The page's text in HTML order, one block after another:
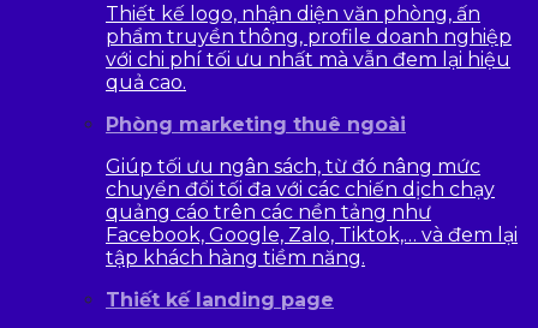
Thiết kế logo, nhận diện văn phòng, ấn
phẩm truyền thông, profile doanh nghiệp
với chi phí tối ưu nhất mà vẫn đem lại hiệu
quả cao.
Phòng marketing thuê ngoài
Giúp tối ưu ngân sách, từ đó nâng mức
chuyển đổi tối đa với các chiến dịch chạy
quảng cáo trên các nền tảng như
Facebook, Google, Zalo, Tiktok,… và đem lại
tập khách hàng tiềm năng.
Thiết kế landing page